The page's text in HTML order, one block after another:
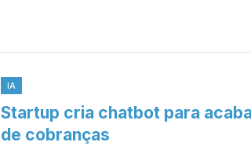
IA
Startup cria chatbot para
de cobranças